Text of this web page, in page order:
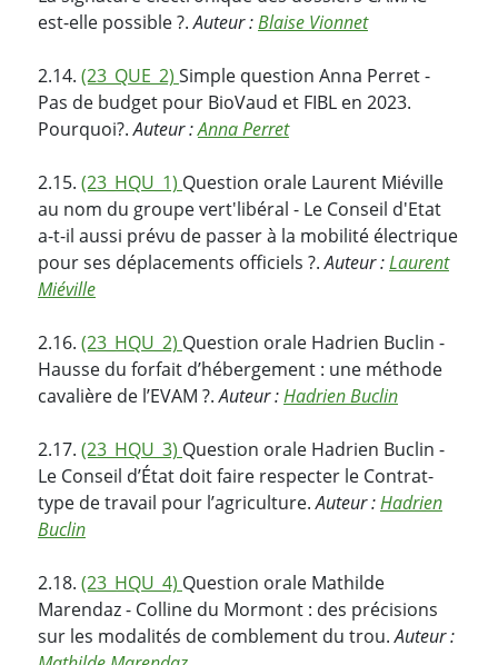
est-elle possible ?.Auteur :Blaise Vionnet
2.14. (23_QUE_2) Simple question Anna Perret -
Pas de budget pour BioVaud et FIBL en 2023.
Pourquoi?.Auteur :Anna Perret
2.15. (23_HQU_1) Question orale Laurent Miéville
au nom du groupe vert'libéral - Le Conseil d'Etat
a-t-il aussi prévu de passer à la mobilité électrique
pour ses déplacements officiels ?.Auteur :Laurent
Miéville
2.16. (23_HQU_2) Question orale Hadrien Buclin -
Hausse du forfait d’hébergement : une méthode
cavalière de l’EVAM ?.Auteur :Hadrien Buclin
2.17. (23_HQU_3) Question orale Hadrien Buclin -
Le Conseil d’État doit faire respecter le Contrat-
type de travail pour l’agriculture.Auteur :Hadrien
Buclin
2.18. (23_HQU_4) Question orale Mathilde
Marendaz - Colline du Mormont : des précisions
sur les modalités de comblement du trou.Auteur :